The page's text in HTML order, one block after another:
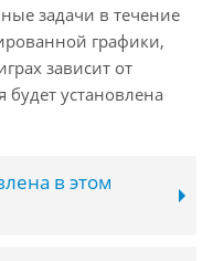
задачи в течение
графики,
зависит от
будет установлена
в этом